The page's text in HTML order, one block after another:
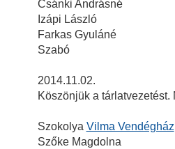
Csánki Andrásné
Izápi László
Farkas Gyuláné
Szabó
2014.11.02.
Köszönjük a
Szokolya Vilma Vendégház
Szőke Magdolna